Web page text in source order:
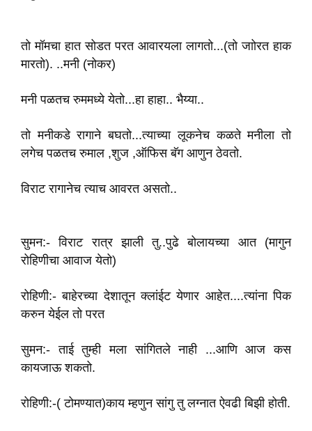
तो मॉमचा हात सोडत परत आवारयला लागतो...(तो जाोरत हाक
मारतो). ..मनी (नोकर)
मनी पळतच रुममध्ये येतो...हा हाहा.. भैय्या..
तो मनीकडे रागाने बघतो...त्याच्या लूकनेच कळते मनीला तो
लगेच पळतच रुमाल ,शुज ,ऑफिस बॅग आणुन ठेवतो.
विराट रागानेच त्याच आवरत असतो..
सुमन:- विराट रात्र झाली तु..पुढे बोलायच्या आत (मागुन
‌रोहिणीचा आवाज येतो)
रोहिणी:- बाहेरच्या देशातून क्लांईट येणार आहेत....त्यांना पिक
करुन येईल तो परत
सुमन:- ताई तुम्ही मला सांगितले नाही ...आणि आज कस
काय‌जाऊ शकतो.
रोहिणी:-( टोमण्यात)काय म्हणुन सांगु तु लग्नात ऐवढी बिझी होती.